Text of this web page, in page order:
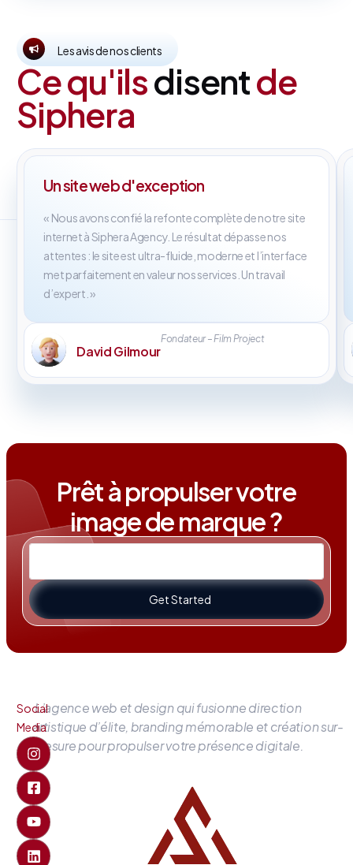
Les avis de nos clients
Ce qu'ilsdisentde
Siphera
Un site web d'exception
« Nous avons confié la refonte complète de notre site
internet à Siphera Agency. Le résultat dépasse nos
attentes : le site est ultra-fluide, moderne et l’interface
met parfaitement en valeur nos services. Un travail
d’expert. »
David Gilmour
Fondateur – Film Project
Prêt à propulser votre
image de marque ?
Get Started
L’agence web et design qui fusionne direction
artistique d’élite, branding mémorable et création sur-
mesure pour propulser votre présence digitale.
Social
Media